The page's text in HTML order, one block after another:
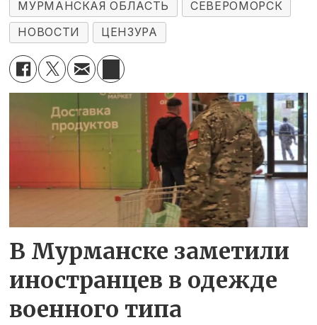
МУРМАНСКАЯ ОБЛАСТЬ
СЕВЕРОМОРСК
НОВОСТИ
ЦЕНЗУРА
В Мурманске заметили
иностранцев в одежде
военного типа